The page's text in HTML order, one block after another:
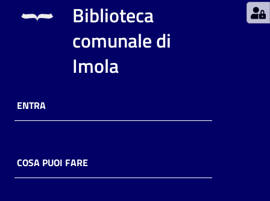
Eventi
Orari
Biblioteca
comunale di
Imola
ENTRA
COSA PUOI FARE